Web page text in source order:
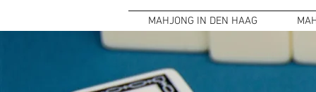
MAHJONG IN DEN HAAG